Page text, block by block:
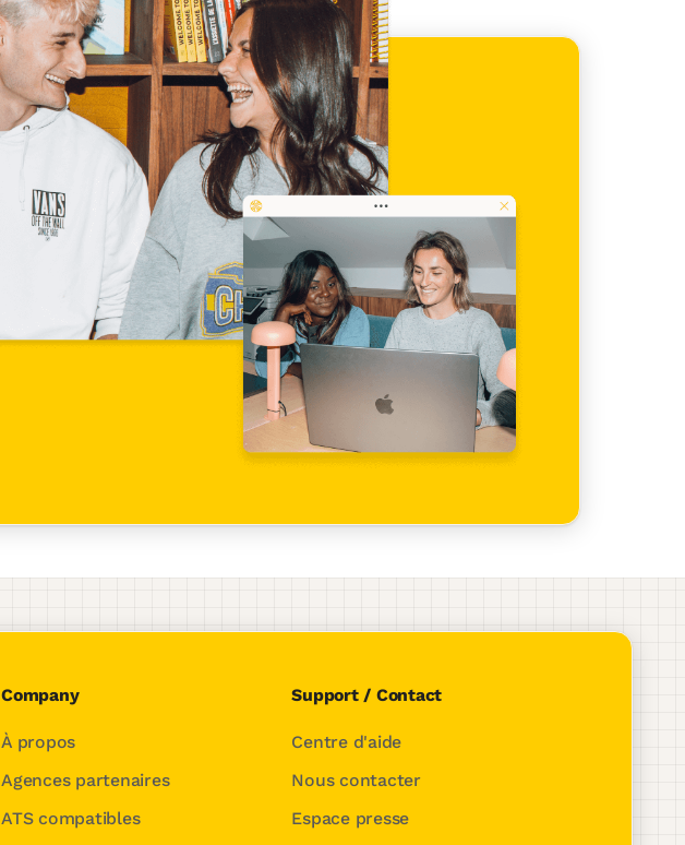
Company
À propos
Agences partenaires
ATS compatibles
Support / Contact
Centre d'aide
Nous contacter
Espace presse